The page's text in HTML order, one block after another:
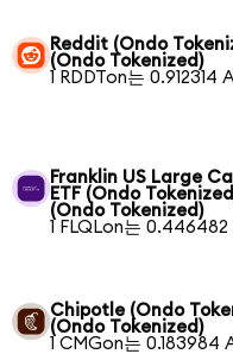
Reddit (Ondo
(Ondo Tokenized)
1 RDDTon는 0.912314
Franklin US Large
ETF (Ondo
(Ondo Tokenized)
1 FLQLon는
Chipotle (Ondo
(Ondo Tokenized)
1 CMGon는 0.183984